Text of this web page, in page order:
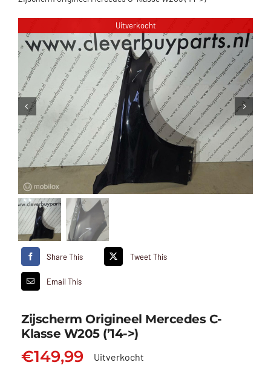
Uitverkocht
Share This Tweet This
Email This
Zijscherm Origineel Mercedes C-
Klasse W205 (’14->)
€149,99 Uitverkocht